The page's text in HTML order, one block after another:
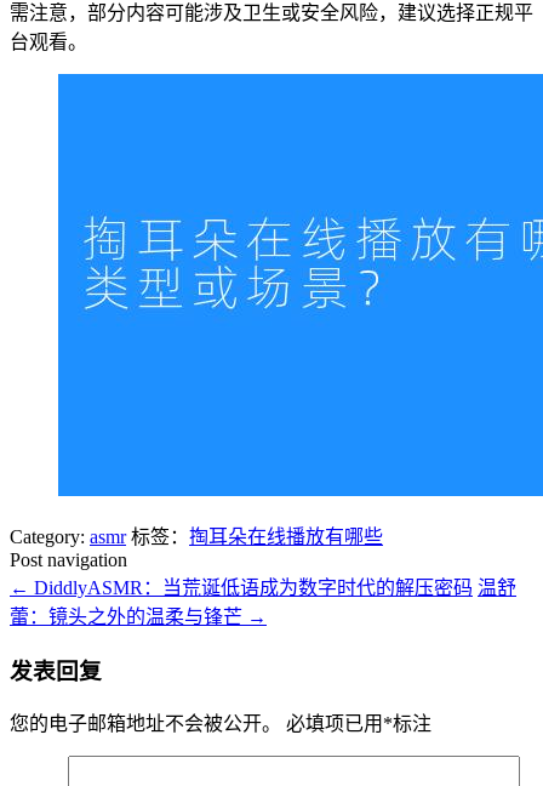
需注意，部分内容可能涉及卫生或安全风险，建议选择正规平
台观看。
Category: asmr 标签： 掏耳朵在线播放有哪些
Post navigation
← DiddlyASMR：当荒诞低语成为数字时代的解压密码 温舒
蕾：镜头之外的温柔与锋芒 →
发表回复
您的电子邮箱地址不会被公开。 必填项已用 *标注